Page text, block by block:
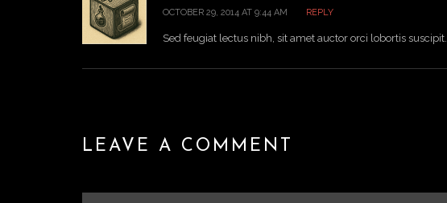
OCTOBER 29, 2014 AT 9:44 AM REPLY
Sed feugiat lectus nibh, sit amet auctor orci lobortis suscipit.
LEAVE A COMMENT